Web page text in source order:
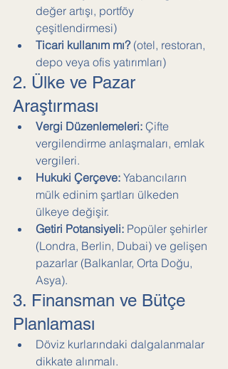
değer artışı, portföy
çeşitlendirmesi)
Ticari kullanım mı? (otel, restoran,
depo veya ofis yatırımları)
2. Ülke ve Pazar
Araştırması
Vergi Düzenlemeleri: Çifte
vergilendirme anlaşmaları, emlak
vergileri.
Hukuki Çerçeve: Yabancıların
mülk edinim şartları ülkeden
ülkeye değişir.
Getiri Potansiyeli: Popüler şehirler
(Londra, Berlin, Dubai) ve gelişen
pazarlar (Balkanlar, Orta Doğu,
Asya).
3. Finansman ve Bütçe
Planlaması
Döviz kurlarındaki dalgalanmalar
dikkate alınmalı.